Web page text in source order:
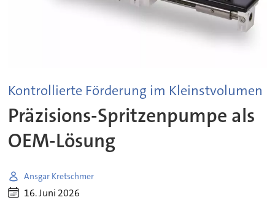
Kontrollierte Förderung im Kleinstvolumen
Präzisions-Spritzenpumpe als
OEM-Lösung
Ansgar Kretschmer
16. Juni 2026